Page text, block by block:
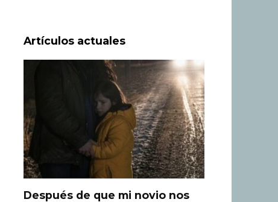
Artículos actuales
Después de que mi novio nos